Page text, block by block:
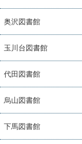
奥沢図書館
玉川台図書館
代田図書館
烏山図書館
下馬図書館